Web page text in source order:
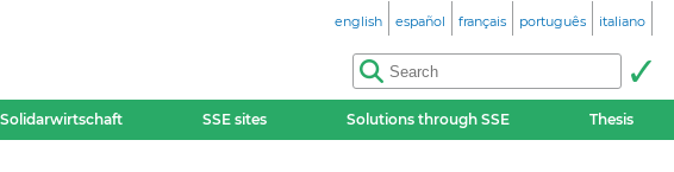
english español français português italiano
SSE sites Solutions through SSE Thesis